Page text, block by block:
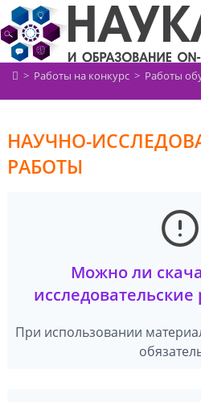
Перейти
к
содержимому
> Работы на конкурс > Работы
НАУЧНО-
РАБОТЫ
Можно ли
исследовательские
При использовании